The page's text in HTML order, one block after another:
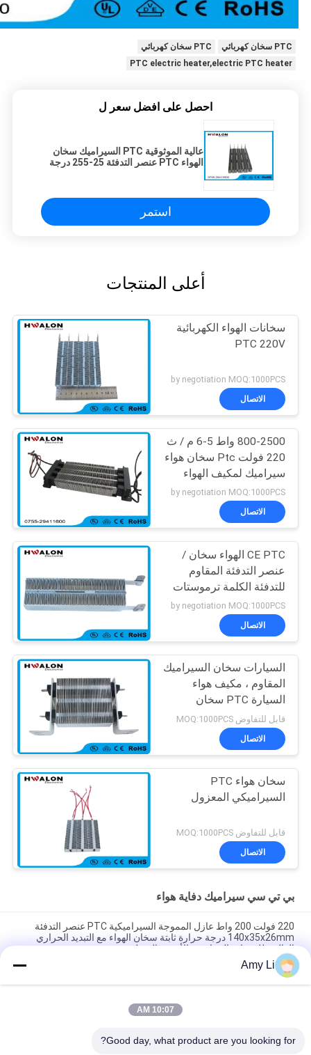
PTC سخان كهربائي
PTC سخان كهربائي
PTC electric heater,electric PTC heater
احصل على افضل سعر ل
عالية الموثوقية PTC السيراميك سخان
الهواء PTC عنصر التدفئة 25-255 درجة
استمر
أعلى المنتجات
سخانات الهواء الكهربائية
PTC 220V
by negotiation MOQ:1000PCS
الاتصال
800-2500 واط 5-6 م / ث
220 فولت Ptc سخان هواء
سيراميك لمكيف الهواء
التلقائي
by negotiation MOQ:1000PCS
الاتصال
CE PTC الهواء سخان /
عنصر التدفئة المقاوم
للتدفئة الكلمة ترموستات
by negotiation MOQ:1000PCS
الاتصال
السيارات سخان السيراميك
المقاوم ، مكيف هواء
السيارة PTC سخان
كهربائي
قابل للتفاوض MOQ:1000PCS
الاتصال
سخان هواء PTC
السيراميكي المعزول
قابل للتفاوض MOQ:1000PCS
الاتصال
بي تي سي سيراميك دفاية هواء
220 فولت 200 واط عازل المموجة السيراميكية PTC عنصر التدفئة
140x35x26mm درجة حرارة ثابتة سخان الهواء مع التبديد الحراري
العالي، للمعدات الصناعية والأجهزة المنزلية
تسخين هواء سخان العنصر المنزل الآمن
48V 200w 75x76x26mm ptc عنصر تسخين مروحة هواء سيراميكية
Amy Li
10:07 AM
Good day, what product are you looking for?